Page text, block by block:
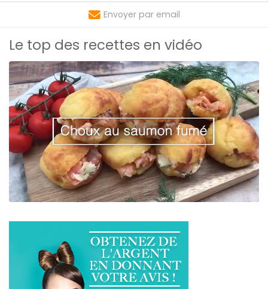
Envoyer par email
Le top des recettes en vidéo